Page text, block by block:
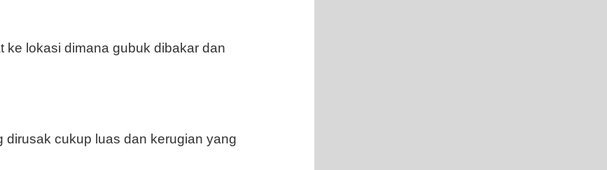
ke lokasi dimana gubuk dibakar dan
dirusak cukup luas dan kerugian yang